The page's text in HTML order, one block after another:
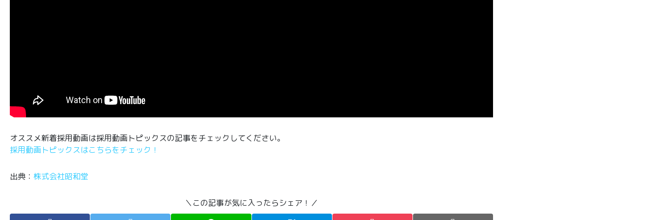
オススメ新着採用動画は採用動画トピックスの記事をチェックしてください。
採用動画トピックスはこちらをチェック！
出典： 株式会社昭和堂
＼この記事が気に入ったらシェア！／